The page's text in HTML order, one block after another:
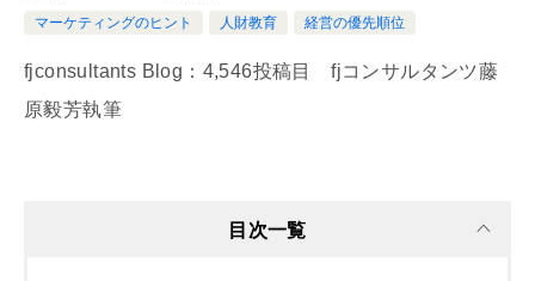
マーケティングのヒント
人財教育 経営の優先順位
fjconsultants Blog：4,546投稿目 fjコンサルタンツ藤
原毅芳執筆
目次一覧